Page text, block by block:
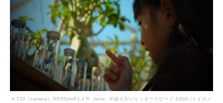
X-T30（camera）/XF35mmF1.4 R（lens）/F値:4.5/シャッタースピード:1/800 /トイカメ